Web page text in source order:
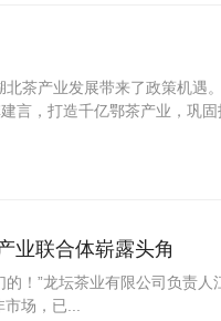
茶产业发展带来了政策机遇
言，打造千亿鄂茶产业，巩固
业联合体崭露头角
！”龙坛茶业有限公司负责
场，已...